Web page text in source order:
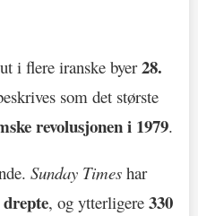
i flere iranske byer28.
som det største
revolusjonen i 1979.
Sunday Times har
drepte, og ytterligere 330